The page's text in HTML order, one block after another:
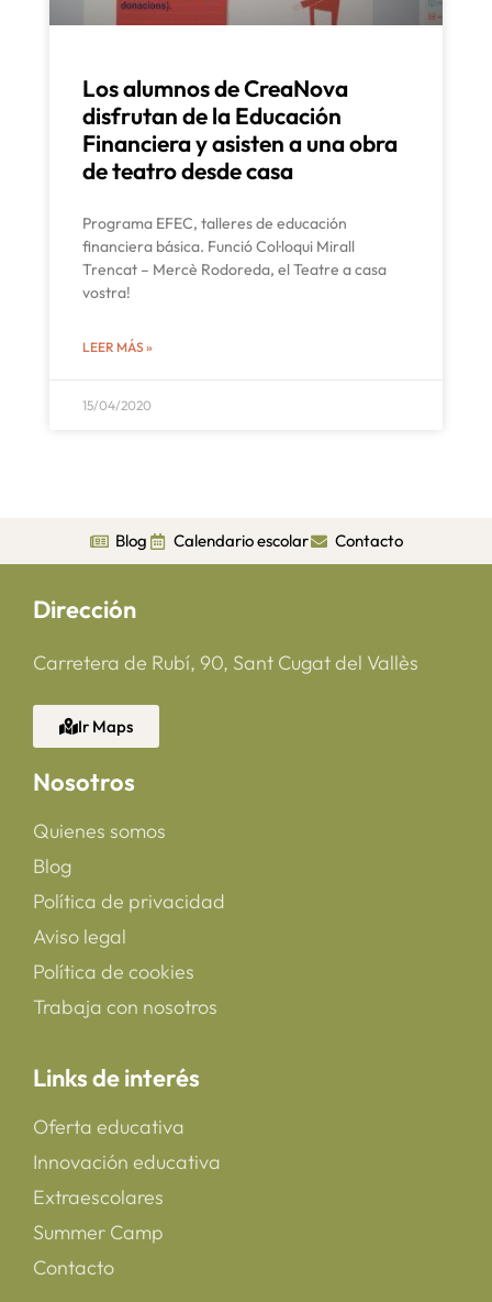
Los alumnos de CreaNova
disfrutan de la Educación
Financiera y asisten a una obra
de teatro desde casa
Programa EFEC, talleres de educación
financiera básica. Funció Col·loqui Mirall
Trencat – Mercè Rodoreda, el Teatre a casa
vostra!
LEER MÁS »
15/04/2020
Blog Calendario escolar Contacto
Dirección
Carretera de Rubí, 90, Sant Cugat del Vallès
Ir Maps
Nosotros
Quienes somos
Blog
Política de privacidad
Aviso legal
Política de cookies
Trabaja con nosotros
Links de interés
Oferta educativa
Innovación educativa
Extraescolares
Summer Camp
Contacto